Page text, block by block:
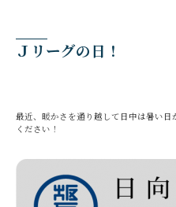
Ｊリーグの日！
最近、暖かさを通り越して日中は暑い
ください！